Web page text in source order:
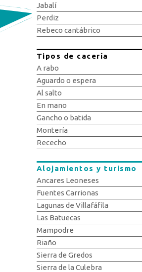
Jabalí
Perdiz
Rebeco cantábrico
Tipos de cacería
A rabo
Aguardo o espera
Al salto
En mano
Gancho o batida
Montería
Rececho
Alojamientos y turismo
Ancares Leoneses
Fuentes Carrionas
Lagunas de Villafáfila
Las Batuecas
Mampodre
Riaño
Sierra de Gredos
Sierra de la Culebra